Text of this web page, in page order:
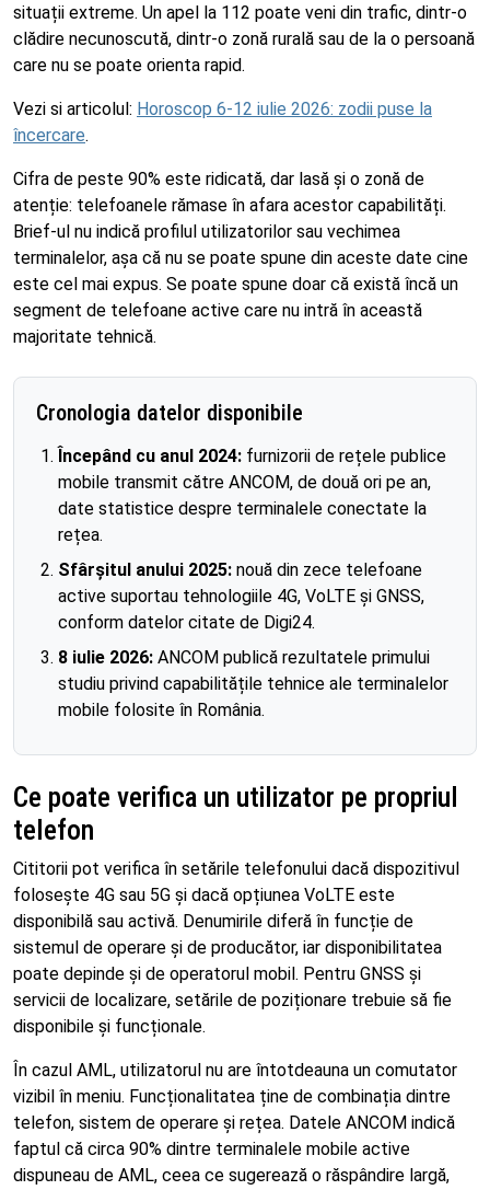
situații extreme. Un apel la 112 poate veni din trafic, dintr-o
clădire necunoscută, dintr-o zonă rurală sau de la o persoană
care nu se poate orienta rapid.
Vezi si articolul: Horoscop 6-12 iulie 2026: zodii puse la
încercare.
Cifra de peste 90% este ridicată, dar lasă și o zonă de
atenție: telefoanele rămase în afara acestor capabilități.
Brief-ul nu indică profilul utilizatorilor sau vechimea
terminalelor, așa că nu se poate spune din aceste date cine
este cel mai expus. Se poate spune doar că există încă un
segment de telefoane active care nu intră în această
majoritate tehnică.
Cronologia datelor disponibile
Începând cu anul 2024: furnizorii de rețele publice
mobile transmit către ANCOM, de două ori pe an,
date statistice despre terminalele conectate la
rețea.
Sfârșitul anului 2025: nouă din zece telefoane
active suportau tehnologiile 4G, VoLTE și GNSS,
conform datelor citate de Digi24.
8 iulie 2026: ANCOM publică rezultatele primului
studiu privind capabilitățile tehnice ale terminalelor
mobile folosite în România.
Ce poate verifica un utilizator pe propriul
telefon
Cititorii pot verifica în setările telefonului dacă dispozitivul
folosește 4G sau 5G și dacă opțiunea VoLTE este
disponibilă sau activă. Denumirile diferă în funcție de
sistemul de operare și de producător, iar disponibilitatea
poate depinde și de operatorul mobil. Pentru GNSS și
servicii de localizare, setările de poziționare trebuie să fie
disponibile și funcționale.
În cazul AML, utilizatorul nu are întotdeauna un comutator
vizibil în meniu. Funcționalitatea ține de combinația dintre
telefon, sistem de operare și rețea. Datele ANCOM indică
faptul că circa 90% dintre terminalele mobile active
dispuneau de AML, ceea ce sugerează o răspândire largă,